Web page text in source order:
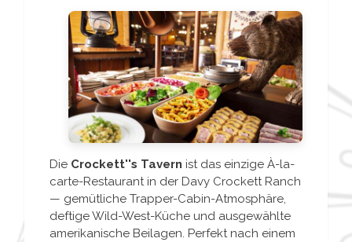
Die Crockett''s Tavern ist das einzige À-la-
carte-Restaurant in der Davy Crockett Ranch
— gemütliche Trapper-Cabin-Atmosphäre,
deftige Wild-West-Küche und ausgewählte
amerikanische Beilagen. Perfekt nach einem